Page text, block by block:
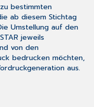
bestimmten
ab diesem Stichtag
Umstellung auf den
jeweils
von den
bedrucken möchten,
aus.